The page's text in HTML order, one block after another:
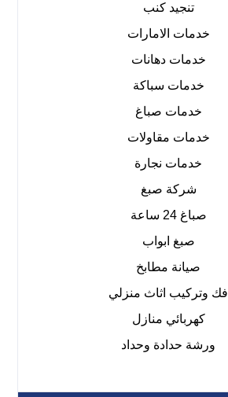
تنجيد كنب
خدمات الامارات
خدمات دهانات
خدمات سباكة
خدمات صباغ
خدمات مقاولات
خدمات نجارة
شركة صبغ
صباغ 24 ساعة
صبغ ابواب
صيانة مطابخ
فك وتركيب اثاث منزلي
كهربائي منازل
ورشة حدادة وحداد